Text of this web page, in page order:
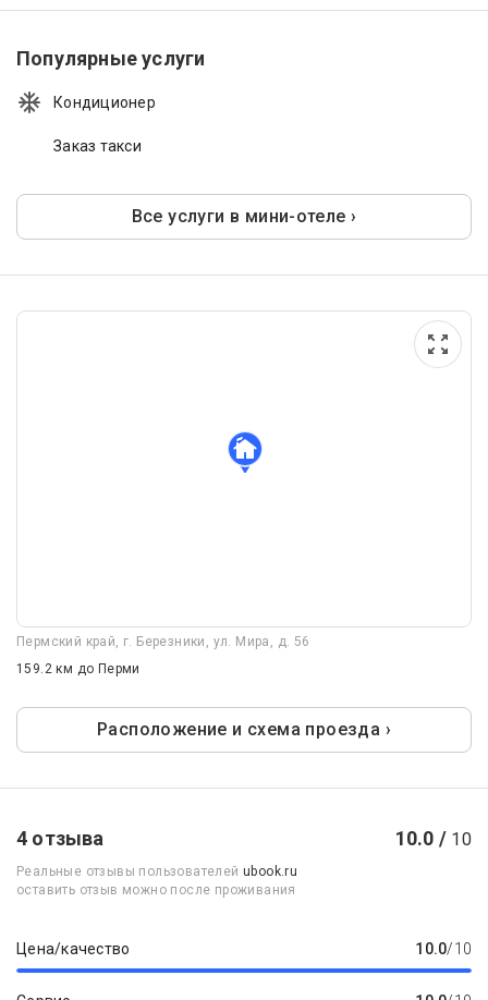
Популярные услуги
Кондиционер
Заказ такси
Все услуги в мини-отеле ›
Пермский край, г. Березники, ул. Мира, д. 56
159.2 км до Перми
Расположение и схема проезда ›
4 отзыва 10.0 / 10
Реальные отзывы пользователейubook.ru
оставить отзыв можно после проживания
Цена/качество 10.0/10